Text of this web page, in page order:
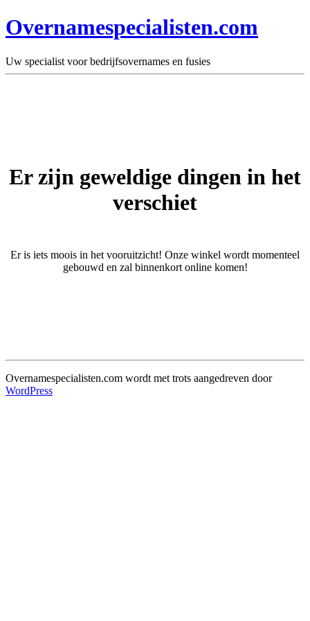
Overnamespecialisten.com
Uw specialist voor bedrijfsovernames en fusies
Er zijn geweldige dingen in het
verschiet
Er is iets moois in het vooruitzicht! Onze winkel wordt momenteel
gebouwd en zal binnenkort online komen!
Overnamespecialisten.com wordt met trots aangedreven door
WordPress